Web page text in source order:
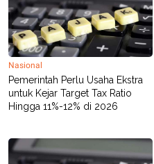
Nasional
Pemerintah Perlu Usaha Ekstra
untuk Kejar Target Tax Ratio
Hingga 11%-12% di 2026